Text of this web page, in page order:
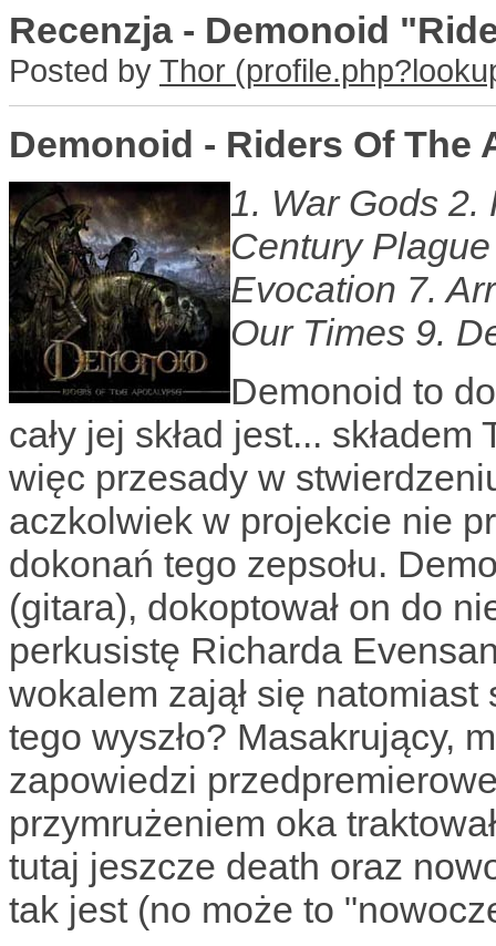
Recenzja - Demonoid
Posted by Thor
Demonoid - Riders Of The
1. War Gods 2.
Century
Evocation 7.
Our Times 9.
Demonoid to
cały jej skład jest...
więc przesady w
aczkolwiek w projekcie nie
dokonań tego zepsołu.
(gitara), dokoptował on do
perkusistę Richarda
wokalem zajął się
tego wyszło? Masakrujący,
zapowiedzi
przymrużeniem oka
tutaj jeszcze death oraz
tak jest (no może to